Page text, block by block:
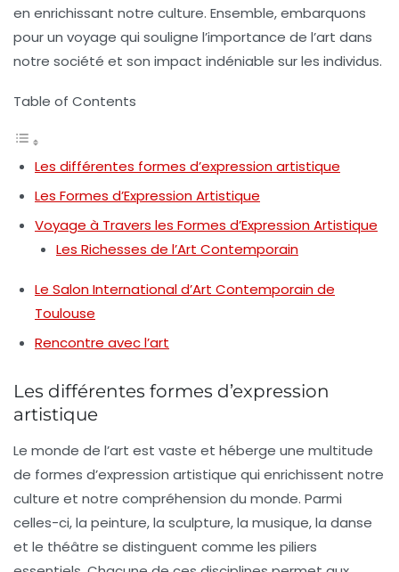
en enrichissant notre culture. Ensemble, embarquons
pour un voyage qui souligne l’importance de l’art dans
notre société et son impact indéniable sur les individus.
Table of Contents
Les différentes formes d’expression artistique
Les Formes d’Expression Artistique
Voyage à Travers les Formes d’Expression Artistique
Les Richesses de l’Art Contemporain
Le Salon International d’Art Contemporain de
Toulouse
Rencontre avec l’art
Les différentes formes d’expression
artistique
Le monde de l’art est vaste et héberge une multitude
de formes d’expression artistique qui enrichissent notre
culture et notre compréhension du monde. Parmi
celles-ci, la peinture, la sculpture, la musique, la danse
et le théâtre se distinguent comme les piliers